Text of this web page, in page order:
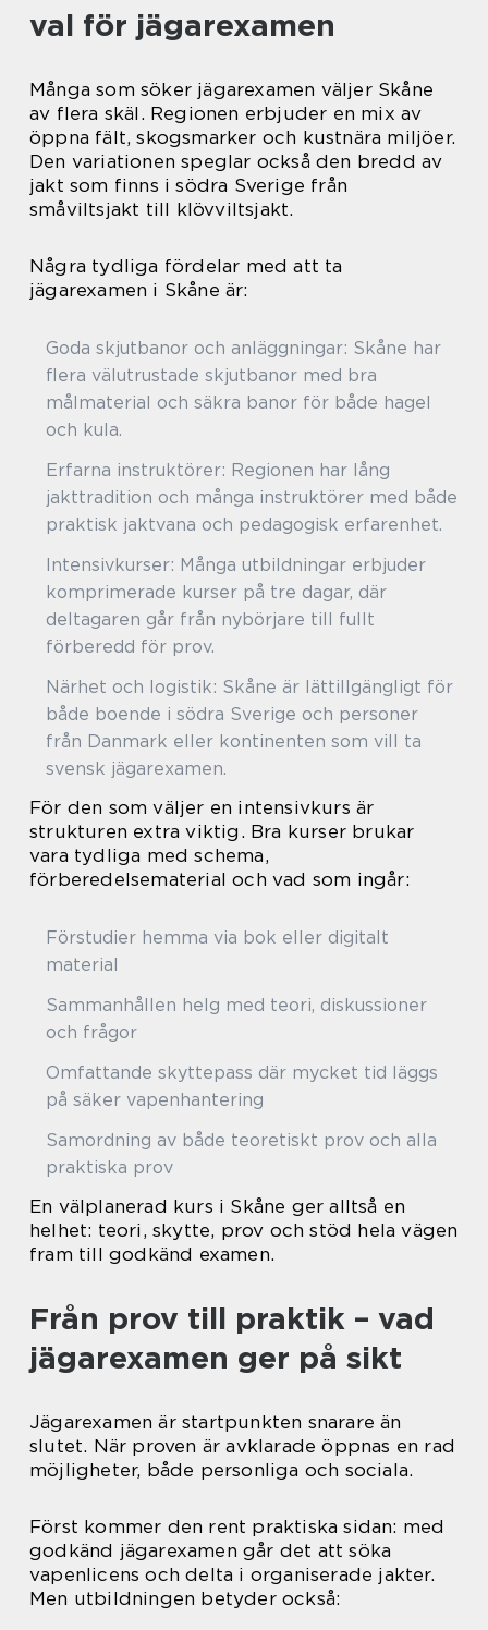
val för jägarexamen
Många som söker jägarexamen väljer Skåne
av flera skäl. Regionen erbjuder en mix av
öppna fält, skogsmarker och kustnära miljöer.
Den variationen speglar också den bredd av
jakt som finns i södra Sverige från
småviltsjakt till klövviltsjakt.
Några tydliga fördelar med att ta
jägarexamen i Skåne är:
Goda skjutbanor och anläggningar: Skåne har
flera välutrustade skjutbanor med bra
målmaterial och säkra banor för både hagel
och kula.
Erfarna instruktörer: Regionen har lång
jakttradition och många instruktörer med både
praktisk jaktvana och pedagogisk erfarenhet.
Intensivkurser: Många utbildningar erbjuder
komprimerade kurser på tre dagar, där
deltagaren går från nybörjare till fullt
förberedd för prov.
Närhet och logistik: Skåne är lättillgängligt för
både boende i södra Sverige och personer
från Danmark eller kontinenten som vill ta
svensk jägarexamen.
För den som väljer en intensivkurs är
strukturen extra viktig. Bra kurser brukar
vara tydliga med schema,
förberedelsematerial och vad som ingår:
Förstudier hemma via bok eller digitalt
material
Sammanhållen helg med teori, diskussioner
och frågor
Omfattande skyttepass där mycket tid läggs
på säker vapenhantering
Samordning av både teoretiskt prov och alla
praktiska prov
En välplanerad kurs i Skåne ger alltså en
helhet: teori, skytte, prov och stöd hela vägen
fram till godkänd examen.
Från prov till praktik – vad
jägarexamen ger på sikt
Jägarexamen är startpunkten snarare än
slutet. När proven är avklarade öppnas en rad
möjligheter, både personliga och sociala.
Först kommer den rent praktiska sidan: med
godkänd jägarexamen går det att söka
vapenlicens och delta i organiserade jakter.
Men utbildningen betyder också: